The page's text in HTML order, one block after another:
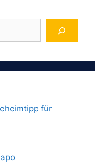
für